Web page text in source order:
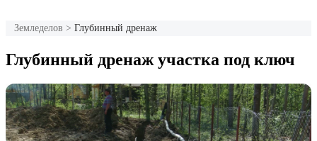
Земледелов > Глубинный дренаж
Глубинный дренаж участка под ключ